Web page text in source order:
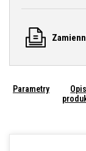
Parametry
Opis